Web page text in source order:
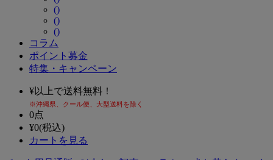
()
()
()
コラム
ポイント募金
特集・キャンペーン
¥以上で送料無料！
※沖縄県、クール便、大型送料を除く
0点
¥0(税込)
カートを見る